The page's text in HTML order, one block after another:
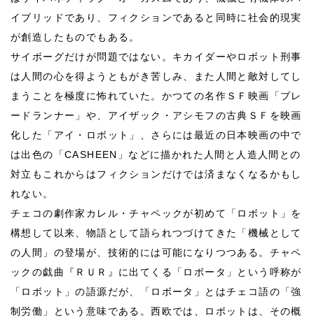
イブリッドであり、フィクションであると同時に社会的現実
が創造したものでもある。
サイボーグだけが問題ではない。キカイダーやロボット刑事
は人間の心を得ようともがき苦しみ、また人間と敵対してし
まうことを極度に怖れていた。かつての名作ＳＦ映画「ブレ
ードランナー」や、アイザック・アシモフの古典ＳＦを映画
化した「アイ・ロボット」、さらには最近の日本映画の中で
は出色の「CASHEEN」などに描かれた人間と人造人間との
対立もこれからはフィクションだけでは済まなくなるかもし
れない。
チェコの劇作家カレル・チャペックが初めて「ロボット」を
構想して以来、物語として語られつづけてきた「機械として
の人間」の登場が、技術的には可能になりつつある。チャペ
ックの戯曲『ＲＵＲ』に出てくる「ロボータ」という呼称が
「ロボット」の語源だが、「ロボータ」とはチェコ語の「強
制労働」という意味である。西欧では、ロボットは、その概